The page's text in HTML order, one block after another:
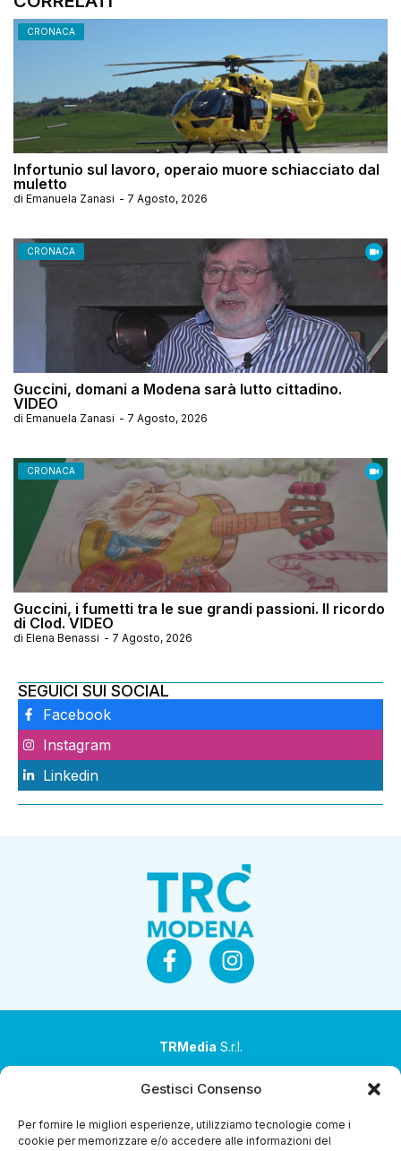
Gestisci Consenso
Per fornire le migliori esperienze, utilizziamo tecnologie come i
cookie per memorizzare e/o accedere alle informazioni del
CRONACA
Infortunio sul lavoro, operaio muore schiacciato dal
muletto
di Emanuela Zanasi - 7 Agosto, 2026
CRONACA
Guccini, domani a Modena sarà lutto cittadino.
VIDEO
di Emanuela Zanasi - 7 Agosto, 2026
CRONACA
Guccini, i fumetti tra le sue grandi passioni. Il ricordo
di Clod. VIDEO
di Elena Benassi - 7 Agosto, 2026
SEGUICI SUI SOCIAL
Facebook
Instagram
Linkedin
TRMedia S.r.l.
coordinamento da parte di Coop Alleanza 3.0 Soc. Coop.